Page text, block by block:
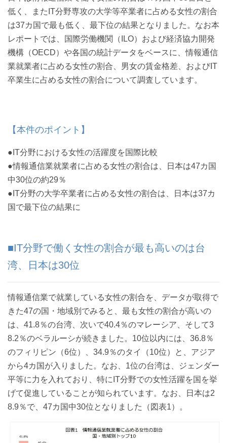
低く、またIT分野専攻の大学等卒業者に占める女性の割合
は37カ国で最も低く、最下位の結果となりました。なお本
レポートでは、国際労働機関（ILO）および経済協力開発
機構（OECD）や各国の統計データをベースに、情報通信
業就業者に占める女性の割合、男女の賃金格差、およびIT
卒業生に占める女性の割合について調査しています。
【本件のポイント】
●IT分野における女性の活躍度を国際比較
●情報通信業就業者に占める女性の割合は、日本は47カ国
中30位の約29％
●IT分野の大学卒業者に占める女性の割合は、日本は37カ
国で最下位の結果に
■IT分野で働く女性の割合が最も高いのは台
湾、日本は30位
情報通信業で就業している女性の割合を、データが取得で
きた47の国・地域別でみると、最も女性の割合が高いの
は、41.8％の台湾、次いで40.4％のマレーシア、そして3
8.2％のベラルーシが続きました。10位以内には、36.8％
のフィリピン（6位）、34.9％のタイ（10位）と、アジア
から4カ国が入りました。なお、1位の台湾は、ジェンダー
平等に力を入れており、特にIT分野での女性活躍を国を挙
げて促進していることが知られています。なお、日本は2
8.9％で、47カ国中30位となりました（図表1）。